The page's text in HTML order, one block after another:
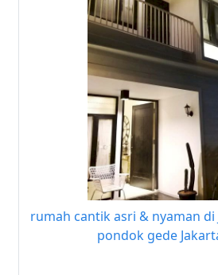
rumah cantik asri & nyaman
pondok gede